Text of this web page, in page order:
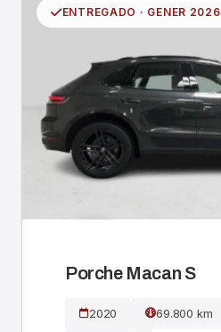
ENTREGADO · GENER 2026
Porche Macan S
2020 69.800 km